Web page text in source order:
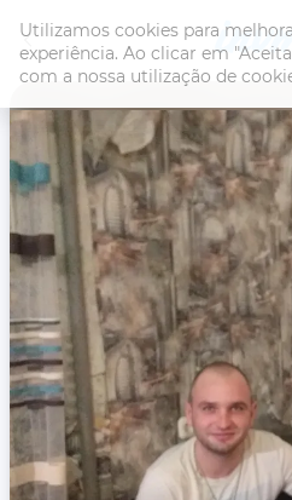
Utilizamos cookies para
experiência. Ao clicar em
com a nossa utilização de